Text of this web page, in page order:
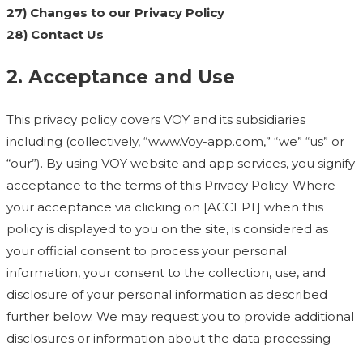
27) Changes to our Privacy Policy
28) Contact Us
2. Acceptance and Use
This privacy policy covers VOY and its subsidiaries
including (collectively, “www.Voy-app.com,” “we” “us” or
“our”). By using VOY website and app services, you signify
acceptance to the terms of this Privacy Policy. Where
your acceptance via clicking on [ACCEPT] when this
policy is displayed to you on the site, is considered as
your official consent to process your personal
information, your consent to the collection, use, and
disclosure of your personal information as described
further below. We may request you to provide additional
disclosures or information about the data processing